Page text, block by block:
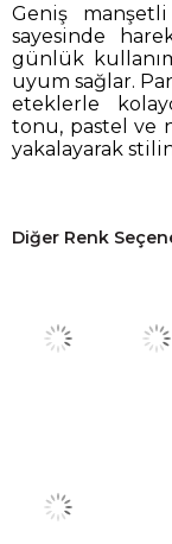
Geniş
sayesinde
günlük
uyum sağlar.
eteklerle
tonu, pastel ve
yakalayarak
Diğer Renk